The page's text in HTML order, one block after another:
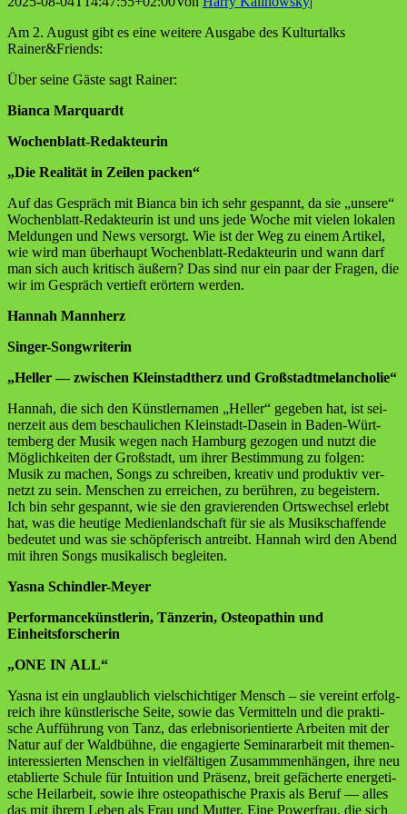
Am 2. August gibt es eine wei­te­re Aus­ga­be des Kul­tur­talks
Rainer&Friends:
Über sei­ne Gäs­te sagt Rainer:
Bian­ca Marquardt
Wochen­blatt-Redak­teu­rin
„Die Rea­li­tät in Zei­len packen“
Auf das Gespräch mit Bian­ca bin ich sehr gespannt, da sie „unse­re“
Wochen­blatt-Redak­teu­rin ist und uns jede Woche mit vie­len loka­len
Mel­dun­gen und News ver­sorgt. Wie ist der Weg zu einem Arti­kel,
wie wird man über­haupt Wochen­blatt-Redak­teu­rin und wann darf
man sich auch kri­tisch äußern? Das sind nur ein paar der Fra­gen, die
wir im Gespräch ver­tieft erör­tern werden.
Han­nah Mannherz
Sin­ger-Song­wri­te­rin
„Hel­ler — zwi­schen Klein­stadt­herz und Großstadtmelancholie“
Han­nah, die sich den Künst­ler­na­men „Hel­ler“ gege­ben hat, ist sei­
ner­zeit aus dem beschau­li­chen Klein­stadt-Dasein in Baden-Würt­
tem­berg der Musik wegen nach Ham­burg gezo­gen und nutzt die
Mög­lich­kei­ten der Groß­stadt, um ihrer Bestim­mung zu fol­gen:
Musik zu machen, Songs zu schrei­ben, krea­tiv und pro­duk­tiv ver­
netzt zu sein. Men­schen zu errei­chen, zu berüh­ren, zu begeis­tern.
Ich bin sehr gespannt, wie sie den gra­vie­ren­den Orts­wech­sel erlebt
hat, was die heu­ti­ge Medi­en­land­schaft für sie als Musik­schaf­fen­de
bedeu­tet und was sie schöp­fe­risch antreibt. Han­nah wird den Abend
mit ihren Songs musi­ka­lisch begleiten.
Yas­na Schindler-Meyer
Per­for­mance­künst­le­rin, Tän­ze­rin, Osteo­path­in und
Einheitsforscherin
„ONE IN ALL“
Yas­na ist ein unglaub­lich viel­schich­ti­ger Mensch – sie ver­eint erfolg­
reich ihre künst­le­ri­sche Sei­te, sowie das Ver­mit­teln und die prak­ti­
sche Auf­füh­rung von Tanz, das erleb­nis­ori­en­tier­te Arbei­ten mit der
Natur auf der Wald­büh­ne, die enga­gier­te Semi­nar­ar­beit mit the­men-
inter­es­sier­ten Men­schen in viel­fäl­ti­gen Zusamm­men­hän­gen, ihre neu
eta­blier­te Schu­le für Intui­ti­on und Prä­senz, breit gefä­cher­te ener­ge­ti­
sche Heil­ar­beit, sowie ihre osteo­pa­thi­sche Pra­xis als Beruf — alles
das mit ihrem Leben als Frau und Mut­ter. Eine Power­frau, die sich